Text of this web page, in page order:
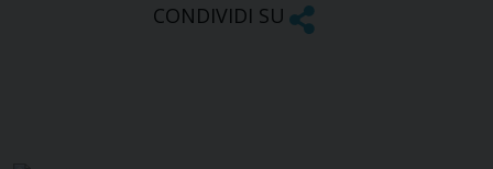
CONDIVIDI SU